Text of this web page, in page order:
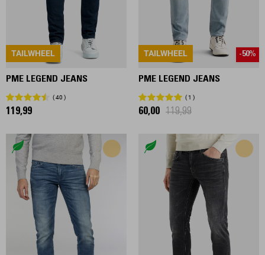
TAILWHEEL
PME LEGEND JEANS
40
119,99
TAILWHEEL -50%
PME LEGEND JEANS
1
60,00 119,99